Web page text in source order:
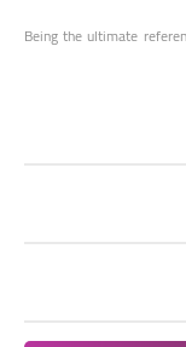
Being the ultimate